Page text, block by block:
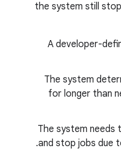
the system still
A developer-
The system
for longer than
The system needs
and stop jobs due